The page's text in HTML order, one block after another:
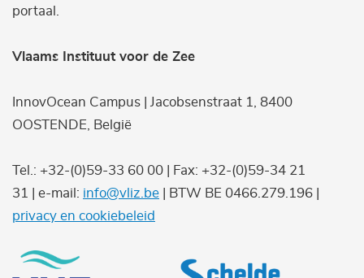
portaal.
Vlaams Instituut voor de Zee
InnovOcean Campus | Jacobsenstraat 1, 8400
OOSTENDE, België
Tel.: +32-(0)59-33 60 00 | Fax: +32-(0)59-34 21
31 | e-mail: info@vliz.be | BTW BE 0466.279.196 |
privacy en cookiebeleid